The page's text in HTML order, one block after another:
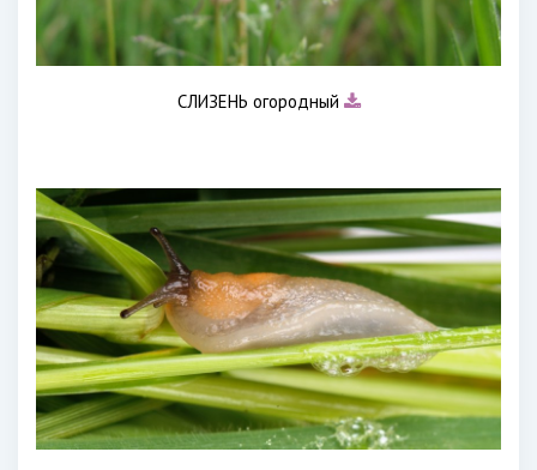
СЛИЗЕНЬ огородный